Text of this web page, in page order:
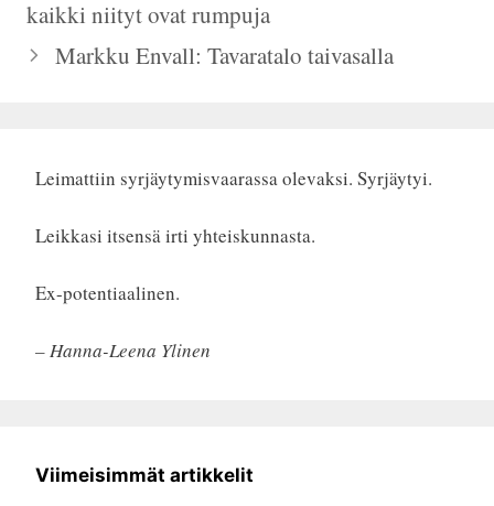
kaikki niityt ovat rumpuja
Markku Envall: Tavaratalo taivasalla
Leimattiin syrjäytymisvaarassa olevaksi. Syrjäytyi.
Leikkasi itsensä irti yhteiskunnasta.
Ex-potentiaalinen.
– Hanna-Leena Ylinen
Viimeisimmät artikkelit